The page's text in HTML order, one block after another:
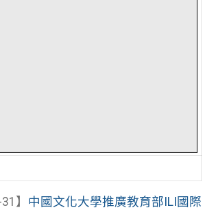
】 中國文化大學推廣教育部ILI國際